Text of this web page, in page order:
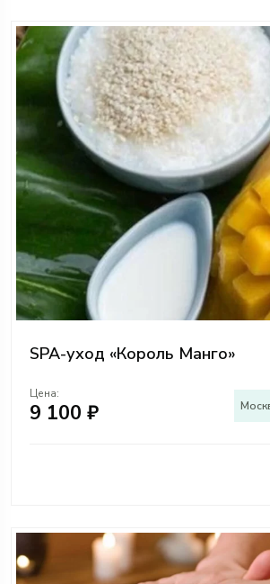
SPA-уход «Король Манго»
Цена:
9 100 ₽